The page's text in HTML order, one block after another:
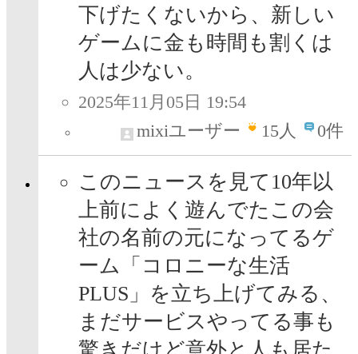
下げたくないから、新しい
ゲームに金も時間も割くは
人は少ない。
2025年11月05日 19:54
mixiユーザー
15人 0件
このニュースを見て10年以
上前によく遊んでたこの会
社の名前の元になってるゲ
ーム「コロニーな生活
PLUS」を立ち上げてみる、
まだサービスやってる事も